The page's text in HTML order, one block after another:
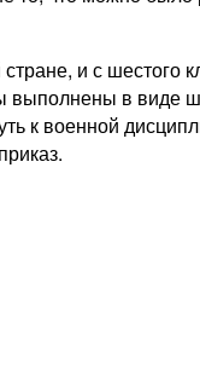
и с
в виде
к военной